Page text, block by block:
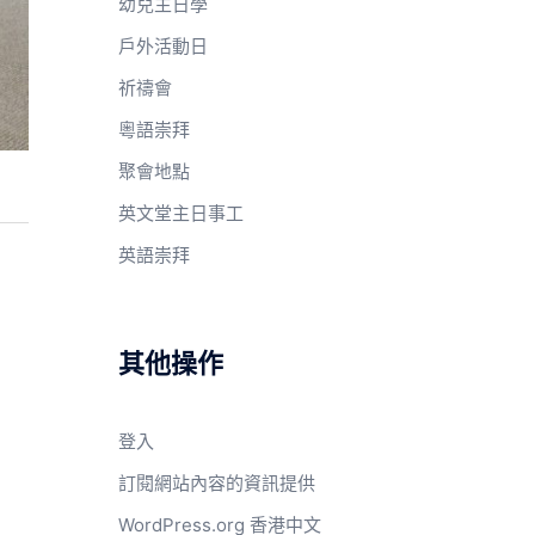
戶外活動日
祈禱會
粵語崇拜
聚會地點
英文堂主日事工
英語崇拜
其他操作
登入
訂閱網站內容的資訊提供
WordPress.org 香港中文